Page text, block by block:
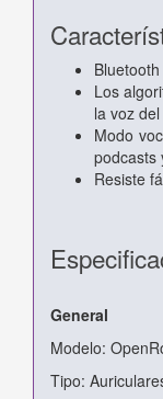
Los
la voz
Modo
podcasts
Resiste
General
Modelo:
Tipo: